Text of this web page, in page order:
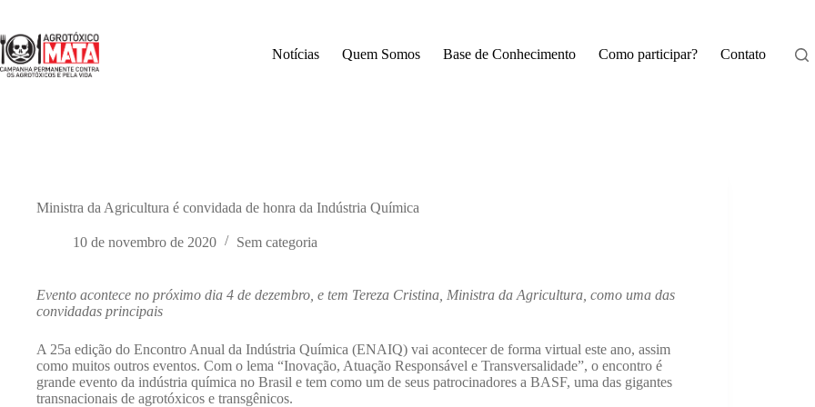
o
conteúdo
Notícias Quem Somos Base de Conhecimento Como participar? Contato
Ministra da Agricultura é convidada de honra da Indústria Química
10 de novembro de 2020 Sem categoria
Evento acontece no próximo dia 4 de dezembro, e tem Tereza Cristina, Ministra da Agricultura, como uma das
convidadas principais
A 25a edição do Encontro Anual da Indústria Química (ENAIQ) vai acontecer de forma virtual este ano, assim
como muitos outros eventos. Com o lema “Inovação, Atuação Responsável e Transversalidade”, o encontro é
grande evento da indústria química no Brasil e tem como um de seus patrocinadores a BASF, uma das gigantes
transnacionais de agrotóxicos e transgênicos.